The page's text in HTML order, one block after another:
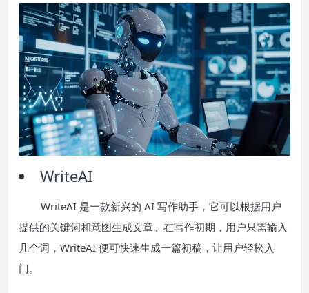
WriteAI
WriteAI 是一款新兴的 AI 写作助手，它可以根据用户
提供的关键词和意图生成文章。在写作初期，用户只需输入
几个词，WriteAI 便可快速生成一篇初稿，让用户轻松入
门。